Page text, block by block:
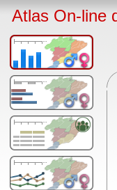
Atlas On-line